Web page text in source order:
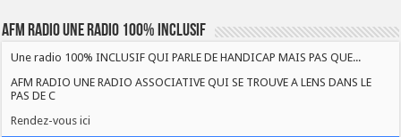
AFM RADIO UNE RADIO 100% INCLUSIF
Une radio 100% INCLUSIF QUI PARLE DE HANDICAP MAIS PAS QUE...
AFM RADIO UNE RADIO ASSOCIATIVE QUI SE TROUVE A LENS DANS LE
PAS DE C
Rendez-vous ici